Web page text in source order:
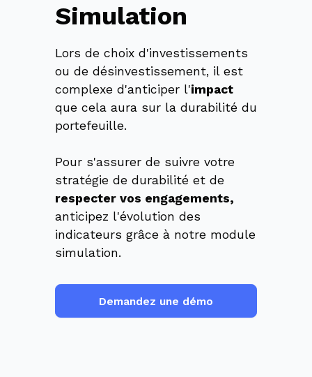
Simulation
Lors de choix d'investissements
ou de désinvestissement, il est
complexe d'anticiper l'impact
que cela aura sur la durabilité du
portefeuille.
Pour s'assurer de suivre votre
stratégie de durabilité et de
respecter vos engagements,
anticipez l'évolution des
indicateurs grâce à notre module
simulation.
Demandez une démo